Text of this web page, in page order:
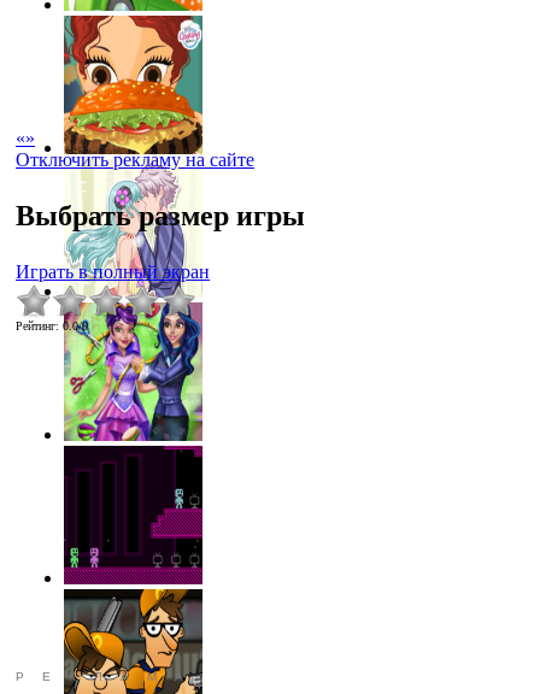
«»
Отключить рекламу на сайте
Выбрать размер игры
Играть в полный экран
Рейтинг: 0.0/0
РЕКЛАМА